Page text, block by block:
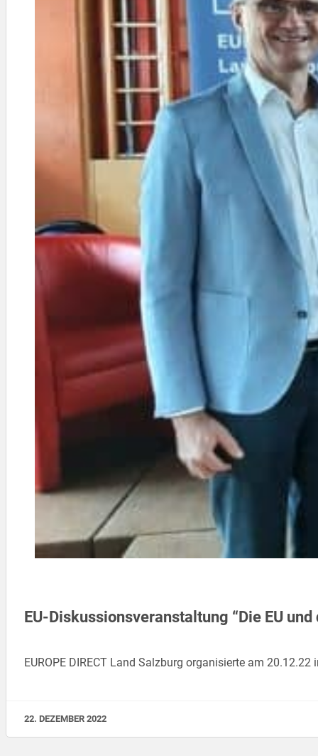
EU-Diskussionsveranstaltung “Die EU
EUROPE DIRECT Land Salzburg organisierte am
22. DEZEMBER 2022